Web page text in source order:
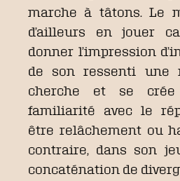
marche à tâtons. Le
d’ailleurs en jouer
donner l’impression
de son ressenti une
cherche et se
familiarité avec le
être relâchement ou
contraire, dans son
concaténation de